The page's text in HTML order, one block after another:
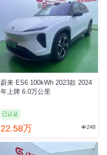
蔚来 ES6 100kWh 2023款 2024
年上牌 6.0万公里
已认证
22.58万 248